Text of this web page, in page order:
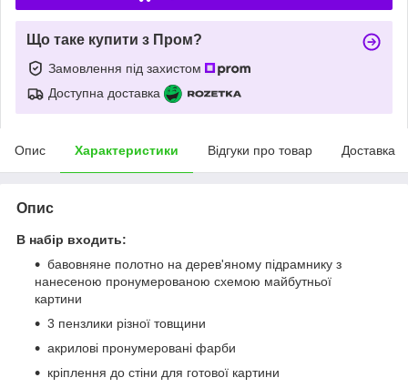
Що таке купити з Пром?
Замовлення під захистом
Доступна доставка
Опис Характеристики Відгуки про товар Доставка
Опис
В набір входить:
бавовняне полотно на дерев'яному підрамнику з
нанесеною пронумерованою схемою майбутньої
картини
3 пензлики різної товщини
акрилові пронумеровані фарби
кріплення до стіни для готової картини